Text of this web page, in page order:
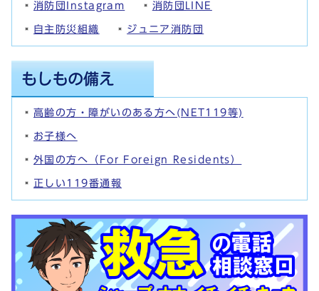
消防団Instagram 消防団LINE
自主防災組織 ジュニア消防団
高齢の方・障がいのある方へ(NET119等)
お子様へ
外国の方へ（For Foreign Residents）
正しい119番通報